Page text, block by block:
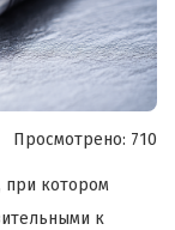
Просмотрено: 710
при котором
к